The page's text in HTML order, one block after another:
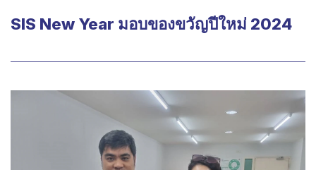
SIS New Year มอบของขวัญปีใหม่ 2024